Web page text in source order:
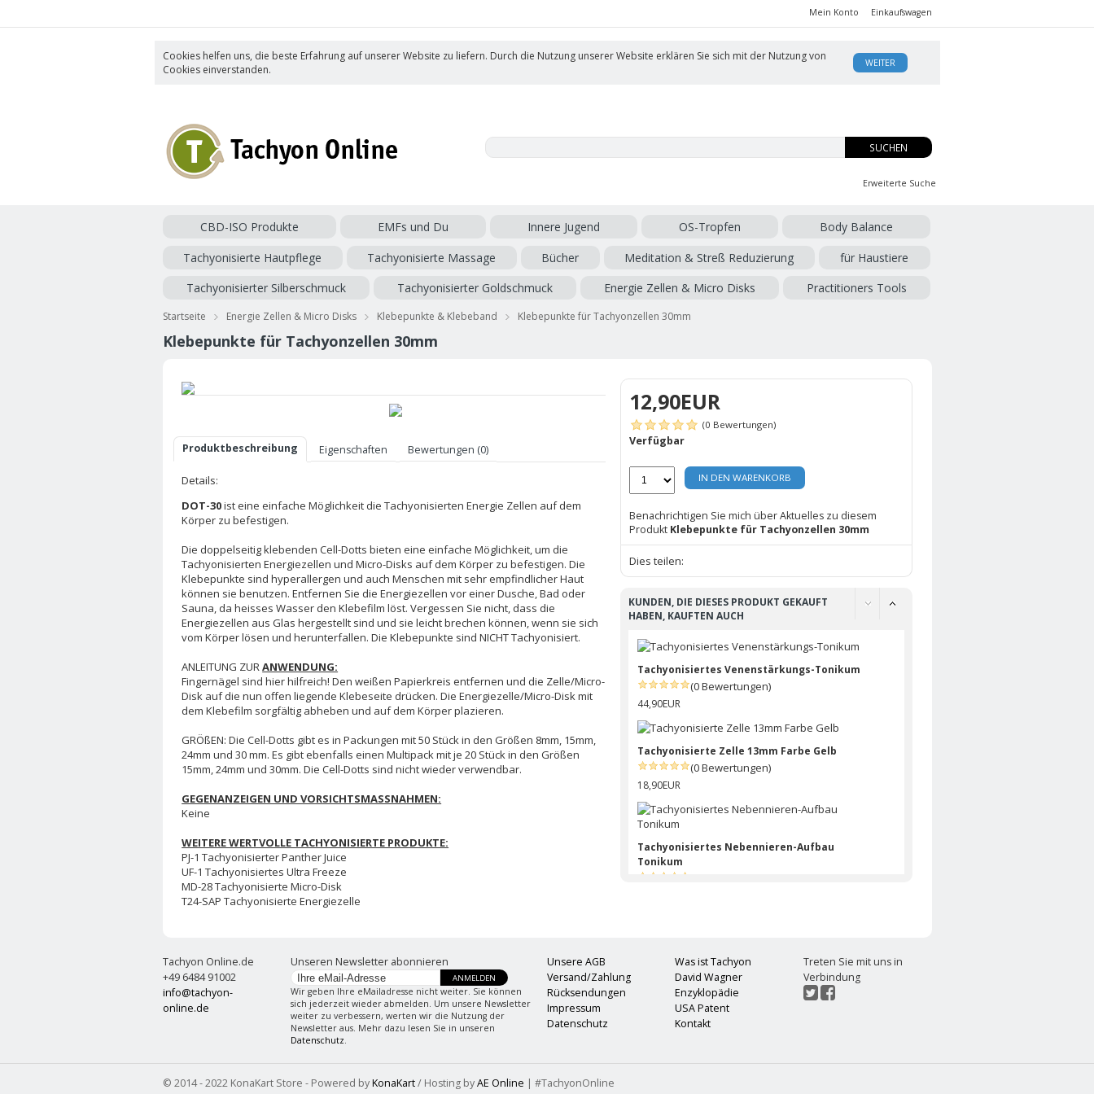
Mein Konto Einkaufswagen
Cookies helfen uns, die beste Erfahrung auf unserer Website zu liefern. Durch die Nutzung unserer Website erklären Sie sich mit der Nutzung von
Cookies einverstanden.
WEITER
SUCHEN
Erweiterte Suche
CBD-ISO Produkte EMFs und Du Innere Jugend OS-Tropfen
Body Balance
Tachyonisierte Hautpflege
Tachyonisierte Massage Bücher Meditation & Streß Reduzierung
für Haustiere
Tachyonisierter Silberschmuck
Tachyonisierter Goldschmuck Energie Zellen & Micro Disks Practitioners Tools
Startseite Energie Zellen & Micro Disks Klebepunkte & Klebeband Klebepunkte für Tachyonzellen 30mm
Klebepunkte für Tachyonzellen 30mm
Produktbeschreibung Eigenschaften Bewertungen (0)
Details:
DOT-30ist eine einfache Möglichkeit die Tachyonisierten Energie Zellen auf dem
Körper zu befestigen.
Die doppelseitig klebenden Cell-Dotts bieten eine einfache Möglichkeit, um die
Tachyonisierten Energiezellen und Micro-Disks auf dem Körper zu befestigen. Die
Klebepunkte sind hyperallergen und auch Menschen mit sehr empfindlicher Haut
können sie benutzen. Entfernen Sie die Energiezellen vor einer Dusche, Bad oder
Sauna, da heisses Wasser den Klebefilm löst. Vergessen Sie nicht, dass die
Energiezellen aus Glas hergestellt sind und sie leicht brechen können, wenn sie sich
vom Körper lösen und herunterfallen. Die Klebepunkte sind NICHT Tachyonisiert.
ANLEITUNG ZURANWENDUNG:
Fingernägel sind hier hilfreich! Den weißen Papierkreis entfernen und die Zelle/Micro-
Disk auf die nun offen liegende Klebeseite drücken. Die Energiezelle/Micro-Disk mit
dem Klebefilm sorgfältig abheben und auf dem Körper plazieren.
GRÖßEN: Die Cell-Dotts gibt es in Packungen mit 50 Stück in den Größen 8mm, 15mm,
24mm und 30 mm. Es gibt ebenfalls einen Multipack mit je 20 Stück in den Größen
15mm, 24mm und 30mm. Die Cell-Dotts sind nicht wieder verwendbar.
GEGENANZEIGEN UND VORSICHTSMASSNAHMEN:
Keine
WEITERE WERTVOLLE TACHYONISIERTE PRODUKTE:
PJ-1 Tachyonisierter Panther Juice
UF-1 Tachyonisiertes Ultra Freeze
MD-28 Tachyonisierte Micro-Disk
T24-SAP Tachyonisierte Energiezelle
12,90EUR
(0 Bewertungen)
Verfügbar
IN DEN WARENKORB
Benachrichtigen Sie mich über Aktuelles zu diesem
Produkt Klebepunkte für Tachyonzellen 30mm
Dies teilen:
KUNDEN, DIE DIESES PRODUKT GEKAUFT
HABEN, KAUFTEN AUCH
Tachyonisiertes Venenstärkungs-Tonikum
(0 Bewertungen)
44,90EUR
Tachyonisierte Zelle 13mm Farbe Gelb
(0 Bewertungen)
18,90EUR
Tachyonisiertes Nebennieren-Aufbau
Tonikum
249,00EUR
Tachyonisiertes Tabaksucht-Mittel
(0 Bewertungen)
Tachyon Online.de
+49 6484 91002
info@tachyon-
online.de
Unseren Newsletter abonnieren
ANMELDEN
Wir geben Ihre eMailadresse nicht weiter. Sie können
sich jederzeit wieder abmelden. Um unsere Newsletter
weiter zu verbessern, werten wir die Nutzung der
Newsletter aus. Mehr dazu lesen Sie in unseren
Datenschutz.
Unsere AGB
Versand/Zahlung
Rücksendungen
Impressum
Datenschutz
Was ist Tachyon
David Wagner
Enzyklopädie
USA Patent
Kontakt
Treten Sie mit uns in
Verbindung
© 2014 - 2022 KonaKart Store - Powered byKonaKart/ Hosting byAE Online | #TachyonOnline